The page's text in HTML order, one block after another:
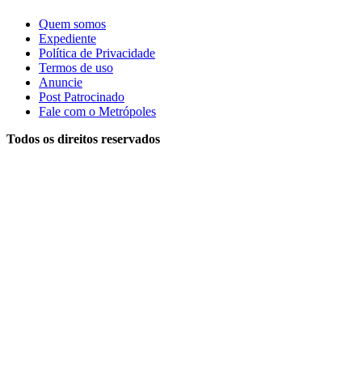
Quem somos
Expediente
Política de Privacidade
Termos de uso
Anuncie
Post Patrocinado
Fale com o Metrópoles
Todos os direitos reservados